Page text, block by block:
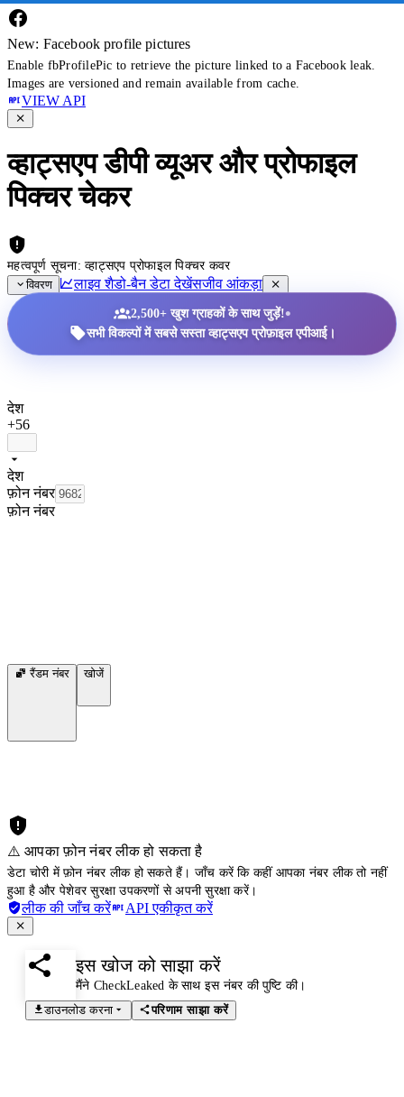
New: Facebook profile pictures
Enable fbProfilePic to retrieve the picture linked to a Facebook leak.
Images are versioned and remain available from cache.
VIEW API
व्हाट्सएप डीपी व्यूअर और प्रोफाइल
पिक्चर चेकर
महत्वपूर्ण सूचना: व्हाट्सएप प्रोफाइल पिक्चर कवर
विवरण
लाइव शैडो-बैन डेटा देखेंसजीव आंकड़ा
2,500+ खुश ग्राहकों के साथ जुड़ें!•
सभी विकल्पों में सबसे सस्ता व्हाट्सएप प्रोफ़ाइल एपीआई।
देश
+56
देश
फ़ोन नंबर
फ़ोन नंबर
रैंडम नंबर खोजें
⚠️ आपका फ़ोन नंबर लीक हो सकता है
डेटा चोरी में फ़ोन नंबर लीक हो सकते हैं। जाँच करें कि कहीं आपका नंबर लीक तो नहीं
हुआ है और पेशेवर सुरक्षा उपकरणों से अपनी सुरक्षा करें।
लीक की जाँच करें API एकीकृत करें
इस खोज को साझा करें
मैंने CheckLeaked के साथ इस नंबर की पुष्टि की।
डाउनलोड करना
परिणाम साझा करें